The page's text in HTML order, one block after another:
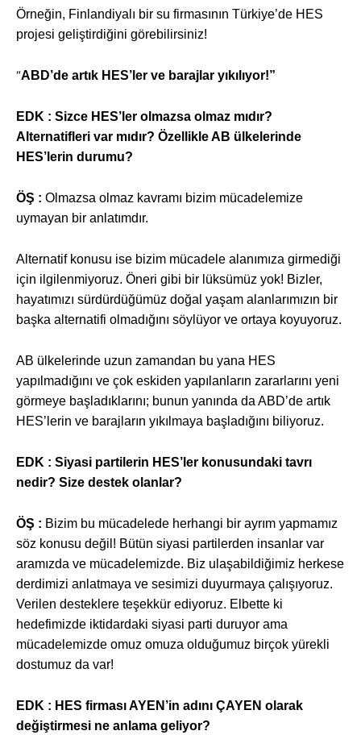
Örneğin, Finlandiyalı bir su firmasının Türkiye’de HES
projesi geliştirdiğini görebilirsiniz!
“ABD’de artık HES’ler ve barajlar yıkılıyor!”
EDK : Sizce HES’ler olmazsa olmaz mıdır?
Alternatifleri var mıdır? Özellikle AB ülkelerinde
HES’lerin durumu?
ÖŞ : Olmazsa olmaz kavramı bizim mücadelemize
uymayan bir anlatımdır.
Alternatif konusu ise bizim mücadele alanımıza girmediği
için ilgilenmiyoruz. Öneri gibi bir lüksümüz yok! Bizler,
hayatımızı sürdürdüğümüz doğal yaşam alanlarımızın bir
başka alternatifi olmadığını söylüyor ve ortaya koyuyoruz.
AB ülkelerinde uzun zamandan bu yana HES
yapılmadığını ve çok eskiden yapılanların zararlarını yeni
görmeye başladıklarını; bunun yanında da ABD’de artık
HES’lerin ve barajların yıkılmaya başladığını biliyoruz.
EDK : Siyasi partilerin HES’ler konusundaki tavrı
nedir? Size destek olanlar?
ÖŞ : Bizim bu mücadelede herhangi bir ayrım yapmamız
söz konusu değil! Bütün siyasi partilerden insanlar var
aramızda ve mücadelemizde. Biz ulaşabildiğimiz herkese
derdimizi anlatmaya ve sesimizi duyurmaya çalışıyoruz.
Verilen desteklere teşekkür ediyoruz. Elbette ki
hedefimizde iktidardaki siyasi parti duruyor ama
mücadelemizde omuz omuza olduğumuz birçok yürekli
dostumuz da var!
EDK : HES firması AYEN’in adını ÇAYEN olarak
değiştirmesi ne anlama geliyor?